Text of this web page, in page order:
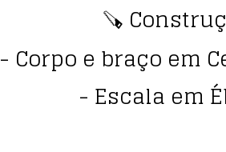
🪚
- Corpo e braço em
- Escala em